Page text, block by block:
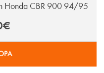
Honda CBR 900 94/95